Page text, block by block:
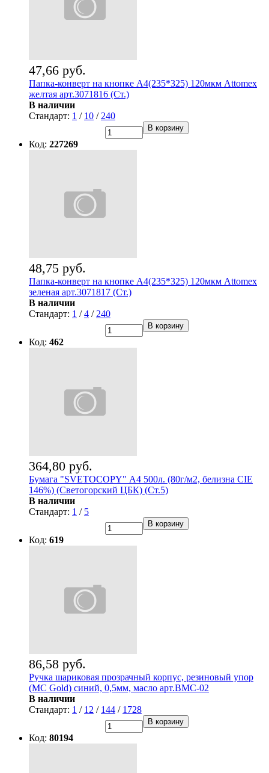
47,66 руб.
Папка-конверт на кнопке А4(235*325) 120мкм Attomex
желтая арт.3071816 (Ст.)
В наличии
Стандарт: 1 / 10 / 240
В корзину
Код: 227269
48,75 руб.
Папка-конверт на кнопке А4(235*325) 120мкм Attomex
зеленая арт.3071817 (Ст.)
В наличии
Стандарт: 1 /4 / 240
В корзину
Код: 462
364,80 руб.
Бумага "SVETOCOPY" А4 500л. (80г/м2, белизна CIE
146%) (Светогорский ЦБК) (Ст.5)
В наличии
Стандарт: 1 / 5
В корзину
Код: 619
86,58 руб.
Ручка шариковая прозрачный корпус, резиновый упор
(MC Gold) синий, 0,5мм, масло арт.BMC-02
В наличии
Стандарт: 1 / 12 / 144 / 1728
В корзину
Код: 80194